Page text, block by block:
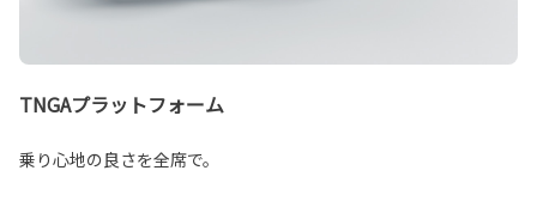
TNGAプラットフォーム
乗り心地の良さを全席で。